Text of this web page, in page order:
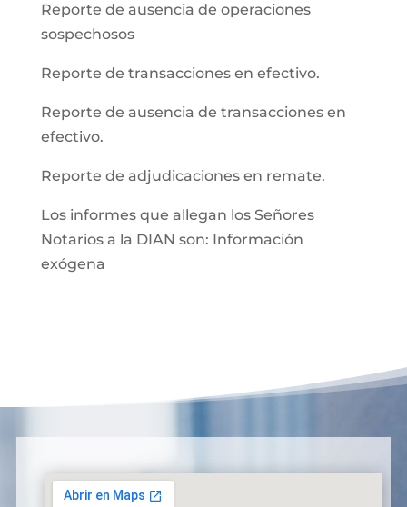
Reporte de ausencia de operaciones
sospechosos
Reporte de transacciones en efectivo.
Reporte de ausencia de transacciones en
efectivo.
Reporte de adjudicaciones en remate.
Los informes que allegan los Señores
Notarios a la DIAN son: Información
exógena